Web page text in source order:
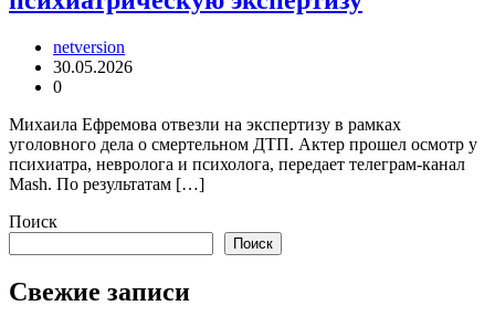
netversion
30.05.2026
0
Михаила Ефремова отвезли на экспертизу в рамках
уголовного дела о смертельном ДТП. Актер прошел осмотр у
психиатра, невролога и психолога, передает телеграм-канал
Mash. По результатам […]
Поиск
Поиск
Свежие записи